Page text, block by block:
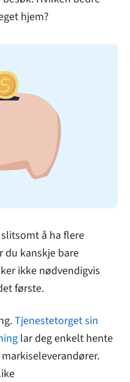
hjem?
å ha flere
du kanskje bare
ikke nødvendigvis
første.
Tjenestetorget sin
lar deg enkelt hente